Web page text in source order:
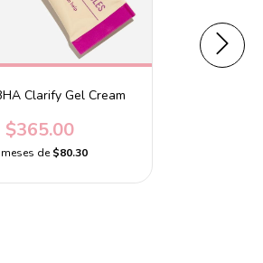
Clarify Gel Cream
$365.00
meses de$80.30